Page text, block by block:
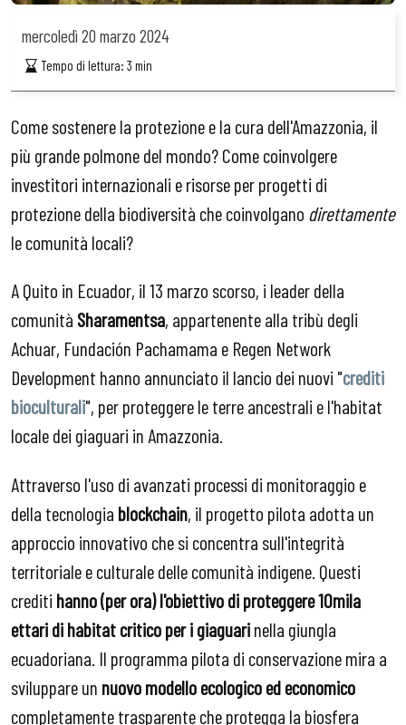
mercoledì 20 marzo 2024
Tempo di lettura:3 min
Come sostenere la protezione e la cura dell'Amazzonia, il
più grande polmone del mondo? Come coinvolgere
investitori internazionali e risorse per progetti di
protezione della biodiversità che coinvolgano direttamente
le comunità locali?
A Quito in Ecuador, il 13 marzo scorso, i leader della
comunità Sharamentsa, appartenente alla tribù degli
Achuar, Fundación Pachamama e Regen Network
Development hanno annunciato il lancio dei nuovi "crediti
bioculturali", per proteggere le terre ancestrali e l'habitat
locale dei giaguari in Amazzonia.
Attraverso l'uso di avanzati processi di monitoraggio e
della tecnologia blockchain, il progetto pilota adotta un
approccio innovativo che si concentra sull'integrità
territoriale e culturale delle comunità indigene. Questi
crediti hanno (per ora) l'obiettivo di proteggere 10mila
ettari di habitat critico per i giaguarinella giungla
ecuadoriana. Il programma pilota di conservazione mira a
sviluppare un nuovo modello ecologico ed economico
completamente trasparente che protegga la biosfera